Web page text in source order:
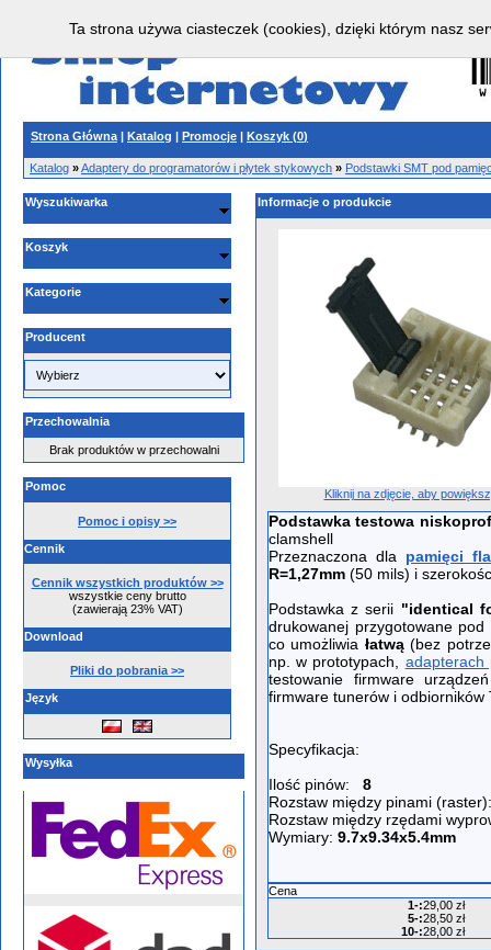
Strona Główna | Katalog | Promocje | Koszyk (0)
Katalog »Adaptery do programatorów i płytek stykowych » Podstawki SMT pod
Wyszukiwarka
Koszyk
Kategorie
Producent
Przechowalnia
Brak produktów w przechowalni
Pomoc
Pomoc i opisy >>
Cennik
Cennik wszystkich produktów >>
wszystkie ceny brutto
(zawierają 23% VAT)
Download
Pliki do pobrania >>
Język
Wysyłka
Informacje o produkcie
Kliknij na zdjęcie, aby
Podstawka testowa
clamshell
Przeznaczona dla pamięci
R=1,27mm (50 mils) i
Podstawka z serii "identical
drukowanej przygotowane
co umożliwia łatwą(bez
np. w prototypach, adapterach
testowanie firmware
firmware tunerów i odbiorników
Specyfikacja:
Ilość pinów: 8
Rozstaw między pinami
Rozstaw między rzędami
Wymiary: 9.7x9.34x5.4mm
Cena
1-:29,00 zł
5-:28,50 zł
10-:28,00 zł
Ta strona używa ciasteczek (cookies), dzięki którym nasz